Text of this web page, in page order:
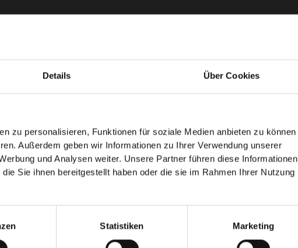
Details Über Cookies
zu personalisieren, Funktionen für soziale Medien anbieten zu können
Außerdem geben wir Informationen zu Ihrer Verwendung unserer
und Analysen weiter. Unsere Partner führen diese Informationen
Sie ihnen bereitgestellt haben oder die sie im Rahmen Ihrer Nutzung
Statistiken Marketing
Switch to USA